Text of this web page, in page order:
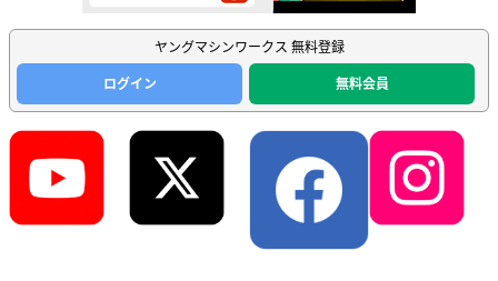
ヤングマシンワークス 無料登録
ログイン
無料会員